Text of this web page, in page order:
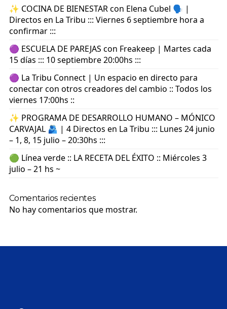
✨ COCINA DE BIENESTAR con Elena Cubel 🗣️ |
Directos en La Tribu ::: Viernes 6 septiembre hora a
confirmar :::
🟣 ESCUELA DE PAREJAS con Freakeep | Martes cada
15 días ::: 10 septiembre 20:00hs :::
🟣 La Tribu Connect | Un espacio en directo para
conectar con otros creadores del cambio :: Todos los
viernes 17:00hs ::
✨ PROGRAMA DE DESARROLLO HUMANO – MÓNICO
CARVAJAL 🫂 | 4 Directos en La Tribu ::: Lunes 24 junio
– 1, 8, 15 julio – 20:30hs :::
🟢 Línea verde :: LA RECETA DEL ÉXITO :: Miércoles 3
julio – 21 hs ~
Comentarios recientes
No hay comentarios que mostrar.